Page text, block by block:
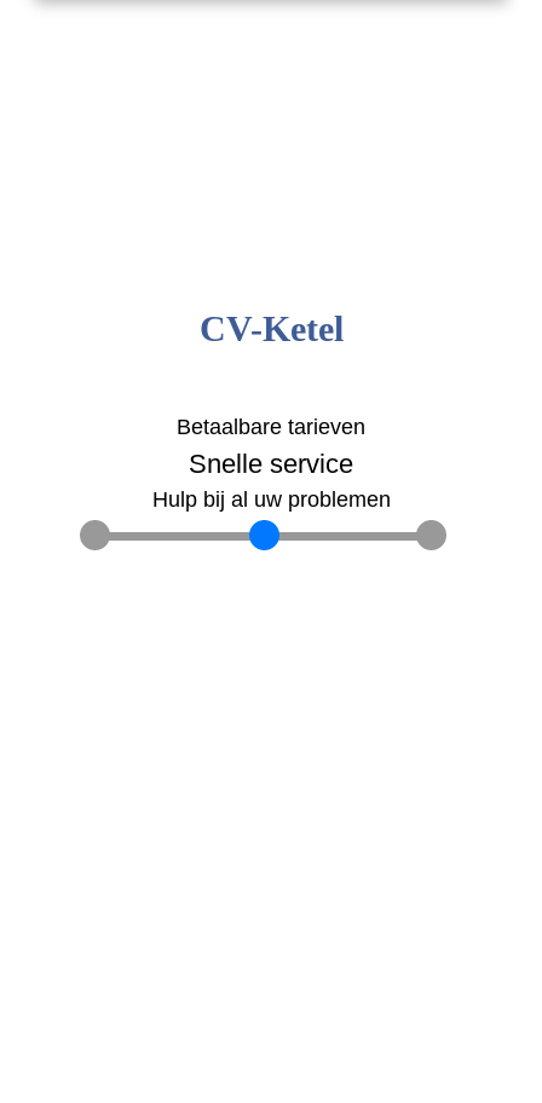
CV-Ketel
Betaalbare tarieven
Snelle service
Hulp bij al uw problemen